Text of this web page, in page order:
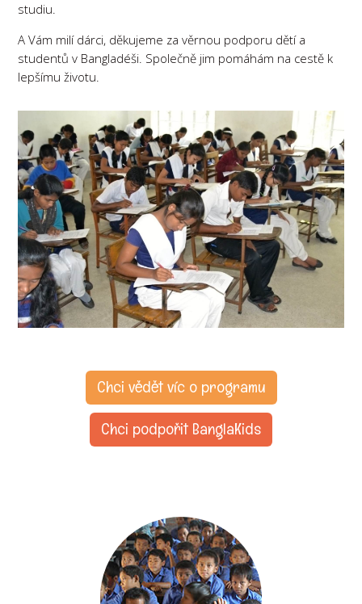
studiu.
A Vám milí dárci, děkujeme za věrnou podporu dětí a
studentů v Bangladéši. Společně jim pomáhám na cestě k
lepšímu životu.
Chci vědět víc o programu
Chci podpořit BanglaKids